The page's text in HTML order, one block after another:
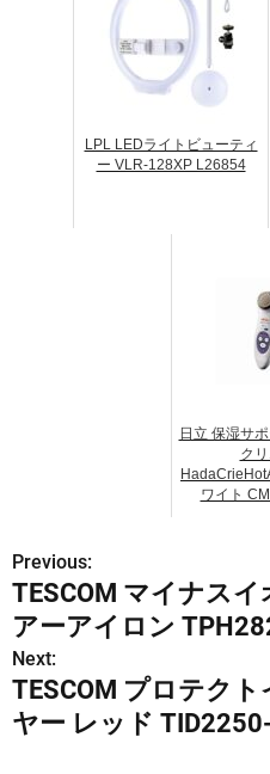
LPL LEDライトビューティ
ー VLR-128XP L26854
日立 保湿サ
クリ
ワイト
投
稿
ナ
ビ
Previous:
TESCOM マイナス
アーアイロン
Next:
TESCOM プロテク
ヤー レッド